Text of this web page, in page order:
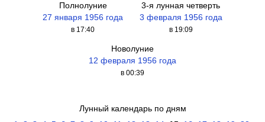
Полнолуние
27 января 1956 года
в 17:40
3-я лунная четверть
3 февраля 1956 года
в 19:09
Новолуние
12 февраля 1956 года
в 00:39
Лунный календарь по дням